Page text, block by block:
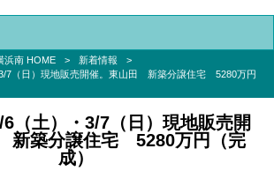
浜南 HOME > 新着情報
>
3/7（日）現地販売開催。東山田 新築分譲住宅 5280万円
6（土）・3/7（日）現地販売開
新築分譲住宅 5280万円（完
成）